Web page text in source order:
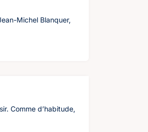
Michel Blanquer,
Comme d’habitude,